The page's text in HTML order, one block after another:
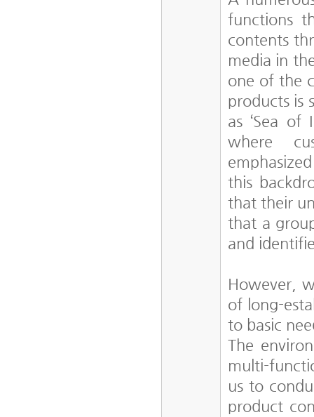
functions
contents
media in
one of the
products is
as ‘Sea of
where
this
that their
that a
and
However,
of long-
to basic
The
multi-
us to
product